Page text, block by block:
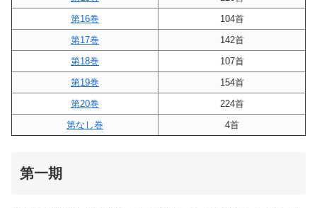
第16巻
104首
第17巻
142首
第18巻
107首
第19巻
154首
第20巻
224首
第なし巻
4首
第一期